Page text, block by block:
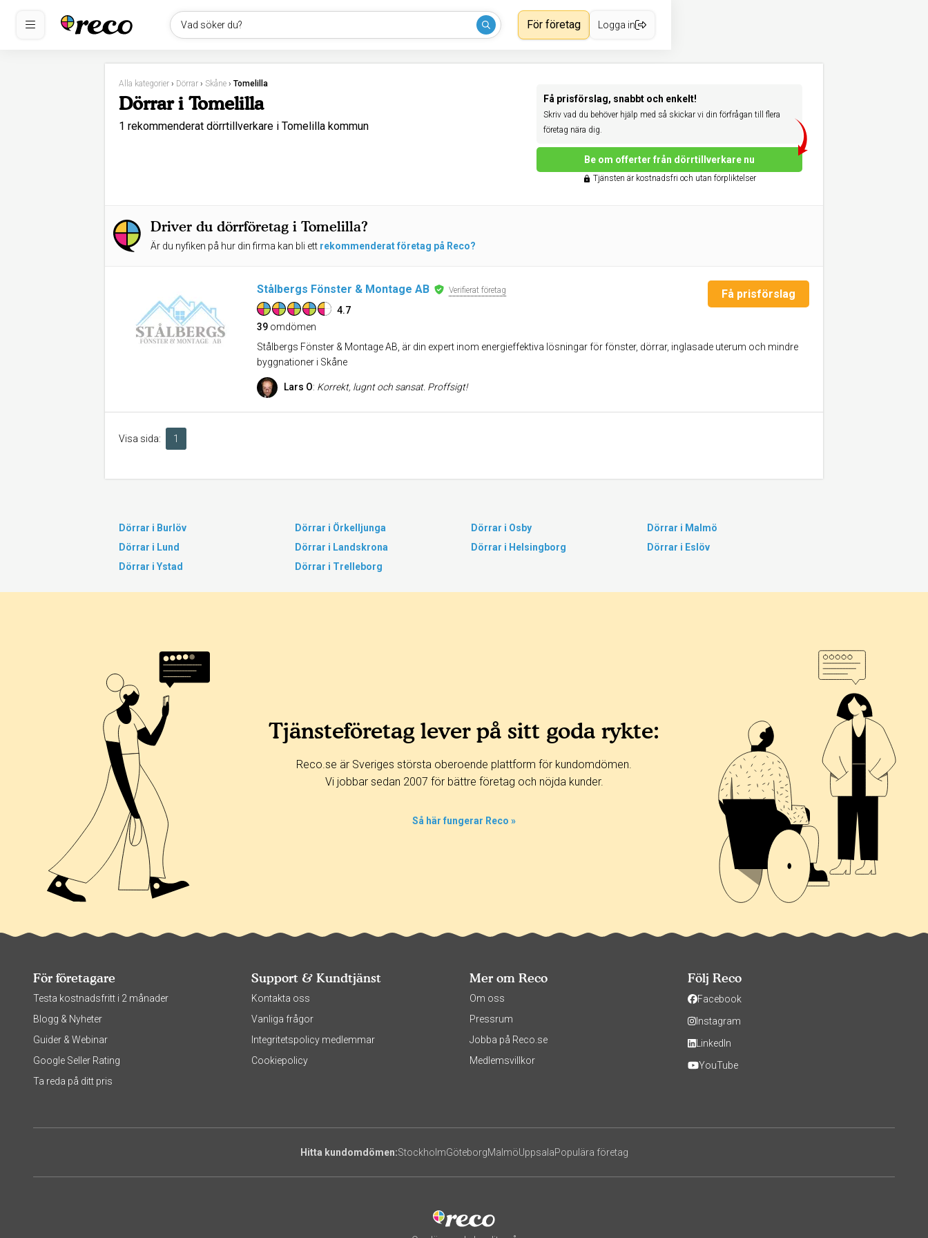
Vad söker du? För företag Logga in
Alla kategorier › Dörrar › Skåne › Tomelilla
Dörrar i Tomelilla
1 rekommenderat dörrtillverkare i Tomelilla kommun
Få prisförslag, snabbt och enkelt!
Skriv vad du behöver hjälp med så skickar vi din förfrågan till flera
företag nära dig.
Be om offerter från dörrtillverkare nu
Tjänsten är kostnadsfri och utan förpliktelser
Driver du dörrföretag i Tomelilla?
Är du nyfiken på hur din firma kan bli ett rekommenderat företag på Reco?
Stålbergs Fönster & Montage AB Verifierat företag
4.7
39 omdömen
Få prisförslag
Stålbergs Fönster & Montage AB, är din expert inom energieffektiva lösningar för fönster, dörrar, inglasade uterum och mindre
byggnationer i Skåne
Lars O: Korrekt, lugnt och sansat. Proffsigt!
Visa sida: 1
Dörrar i Burlöv Dörrar i Örkelljunga Dörrar i Osby
Dörrar i Malmö
Dörrar i Lund
Dörrar i Landskrona Dörrar i Helsingborg
Dörrar i Eslöv
Dörrar i Ystad
Dörrar i Trelleborg
Tjänsteföretag lever på sitt goda rykte:
Reco.se är Sveriges största oberoende plattform för kundomdömen.
Vi jobbar sedan 2007 för bättre företag och nöjda kunder.
Så här fungerar Reco »
För företagare
Testa kostnadsfritt i 2 månader
Blogg & Nyheter
Guider & Webinar
Google Seller Rating
Ta reda på ditt pris
Support & Kundtjänst
Kontakta oss
Vanliga frågor
Integritetspolicy medlemmar
Cookiepolicy
Mer om Reco
Om oss
Pressrum
Jobba på Reco.se
Medlemsvillkor
Följ Reco
Facebook
Instagram
LinkedIn
YouTube
Hitta kundomdömen:StockholmGöteborgMalmöUppsalaPopulära företag